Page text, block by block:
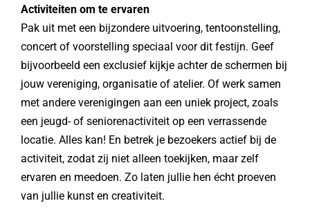
Activiteiten om te ervaren
Pak uit met een bijzondere uitvoering, tentoonstelling,
concert of voorstelling speciaal voor dit festijn. Geef
bijvoorbeeld een exclusief kijkje achter de schermen bij
jouw vereniging, organisatie of atelier. Of werk samen
met andere verenigingen aan een uniek project, zoals
een jeugd- of seniorenactiviteit op een verrassende
locatie. Alles kan! En betrek je bezoekers actief bij de
activiteit, zodat zij niet alleen toekijken, maar zelf
ervaren en meedoen. Zo laten jullie hen écht proeven
van jullie kunst en creativiteit.